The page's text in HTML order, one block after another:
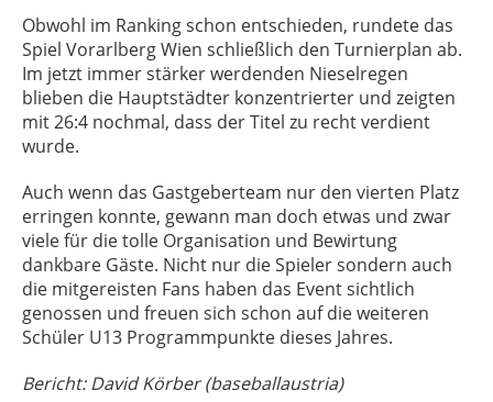
Obwohl im Ranking schon entschieden, rundete das
Spiel Vorarlberg Wien schließlich den Turnierplan ab.
Im jetzt immer stärker werdenden Nieselregen
blieben die Hauptstädter konzentrierter und zeigten
mit 26:4 nochmal, dass der Titel zu recht verdient
wurde.
Auch wenn das Gastgeberteam nur den vierten Platz
erringen konnte, gewann man doch etwas und zwar
viele für die tolle Organisation und Bewirtung
dankbare Gäste. Nicht nur die Spieler sondern auch
die mitgereisten Fans haben das Event sichtlich
genossen und freuen sich schon auf die weiteren
Schüler U13 Programmpunkte dieses Jahres.
Bericht: David Körber (baseballaustria)